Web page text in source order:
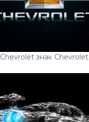
Chevrolet знак Chevrolet